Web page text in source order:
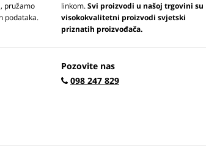
pružamo
podataka.
linkom.Svi proizvodi u našoj trgovini su
visokokvalitetni proizvodi svjetski
priznatih proizvođača.
Pozovite nas
098 247 829